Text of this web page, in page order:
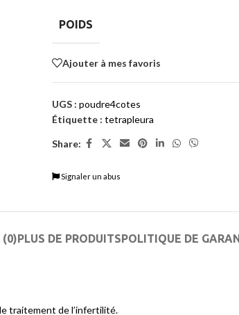
POIDS
Ajouter à mes favoris
UGS : poudre4cotes
Étiquette : tetrapleura
Share:
Signaler un abus
(0)PLUS DE PRODUITSPOLITIQUE DE
traitement de l’infertilité.